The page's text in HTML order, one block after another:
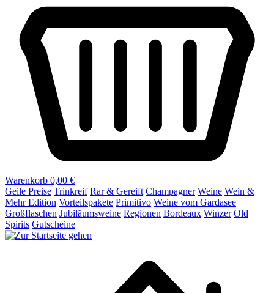
Warenkorb 0,00 €
Geile Preise Trinkreif Rar & Gereift Champagner Weine Wein &
Mehr Edition Vorteilspakete Primitivo Weine vom Gardasee
Großflaschen Jubiläumsweine Regionen Bordeaux Winzer Old
Spirits Gutscheine